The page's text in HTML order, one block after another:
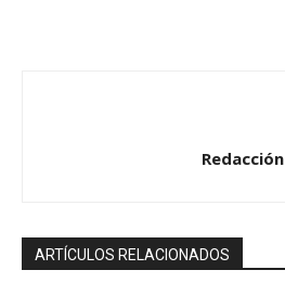
Redacción
ARTÍCULOS RELACIONADOS